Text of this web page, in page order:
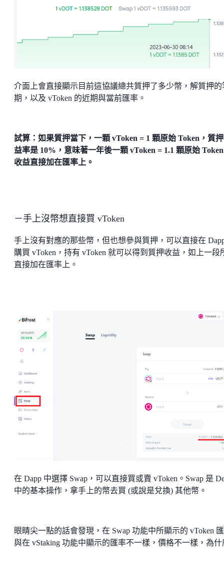
介面上會直接顯示目前這協議總共質押了多少幣，解質押的
期，以及 vToken 的近期與當前匯率。
試算：如果質押當下，一顆 vToken = 1 顆原始 Token，質
益率是 10%，意味著一年後一顆 vToken = 1.1 顆原始
收益直接加在匯率上。
－手上沒幣想直接買 vToken
手上沒有對應的那些幣，但也想參與質押，可以直接在
購買 vToken，持有 vToken 就可以得到質押收益，如上一段
直接加在匯率上。
在 Dapp 中選擇 Swap，可以直接買或賣 vToken。Swap 是
中的基本操作，拿手上的幣去買 (或說是兌換) 其他幣。
眼睛尖一點的話會發現，在 Swap 功能中所顯示的 vToken
與在 vStaking 功能中顯示的匯率不一樣，價格不一樣，為什